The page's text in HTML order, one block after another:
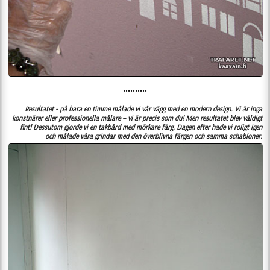
••••••••••
Resultatet - på bara en timme målade vi vår vägg med en modern design. Vi är inga
konstnärer eller professionella målare – vi är precis som du! Men resultatet blev väldigt
fint! Dessutom gjorde vi en takbård med mörkare färg. Dagen efter hade vi roligt igen
och målade våra grindar med den överblivna färgen och samma schabloner.